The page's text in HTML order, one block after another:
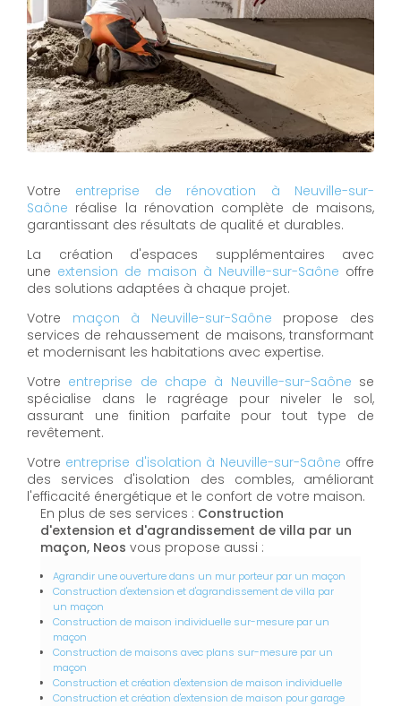
Votre entreprise de rénovation à Neuville-sur-
Saône réalise la rénovation complète de maisons,
garantissant des résultats de qualité et durables.
La création d'espaces supplémentaires avec
une extension de maison à Neuville-sur-Saône offre
des solutions adaptées à chaque projet.
Votre maçon à Neuville-sur-Saône propose des
services de rehaussement de maisons, transformant
et modernisant les habitations avec expertise.
Votre entreprise de chape à Neuville-sur-Saône se
spécialise dans le ragréage pour niveler le sol,
assurant une finition parfaite pour tout type de
revêtement.
Votre entreprise d'isolation à Neuville-sur-Saône offre
des services d'isolation des combles, améliorant
l'efficacité énergétique et le confort de votre maison.
En plus de ses services : Construction
d'extension et d'agrandissement de villa par un
maçon, Neos vous propose aussi :
Agrandir une ouverture dans un mur porteur par un maçon
Construction d'extension et d'agrandissement de villa par
un maçon
Construction de maison individuelle sur-mesure par un
maçon
Construction de maisons avec plans sur-mesure par un
maçon
Construction et création d'extension de maison individuelle
Construction et création d'extension de maison pour garage